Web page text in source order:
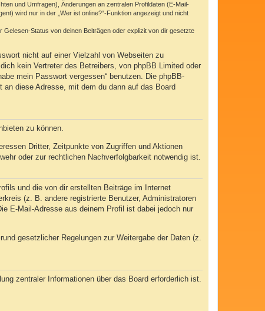
und Umfragen), Änderungen an zentralen Profildaten (E-Mail-
wird nur in der „Wer ist online?“-Funktion angezeigt und nicht
Status von deinen Beiträgen oder explizit von dir gesetzte
nicht auf einer Vielzahl von Webseiten zu
kein Vertreter des Betreibers, von phpBB Limited oder
mein Passwort vergessen“ benutzen. Die phpBB-
diese Adresse, mit dem du dann auf das Board
zu können.
Dritter, Zeitpunkte von Zugriffen und Aktionen
oder zur rechtlichen Nachverfolgbarkeit notwendig ist.
und die von dir erstellten Beiträge im Internet
(z. B. andere registrierte Benutzer, Administratoren
E-Mail-Adresse aus deinem Profil ist dabei jedoch nur
gesetzlicher Regelungen zur Weitergabe der Daten (z.
zentraler Informationen über das Board erforderlich ist.